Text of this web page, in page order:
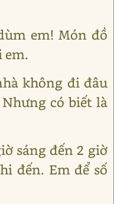
em! Món đồ
em.
không đi đâu
có biết là
sáng đến 2 giờ
đến. Em để số